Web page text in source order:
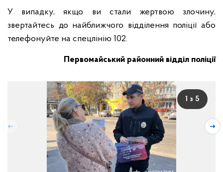
У випадку, якщо ви стали жертвою злочину,
звертайтесь до найближчого відділення поліції або
телефонуйте на спецлінію 102.
Первомайський районний відділ поліції
1 з 5